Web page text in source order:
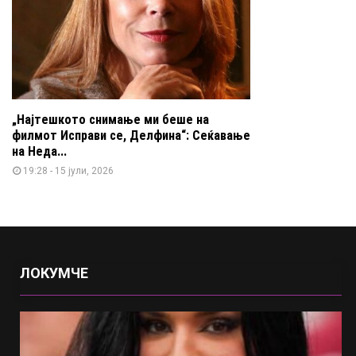
„Најтешкото снимање ми беше на
филмот Исправи се, Делфина“: Сеќавање
на Неда...
19:28 - 15 јули, 2026
ЛОКУМЧЕ